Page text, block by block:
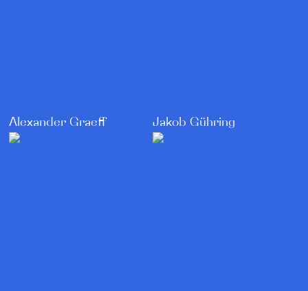
Alexander Graeff Jakob Gühring